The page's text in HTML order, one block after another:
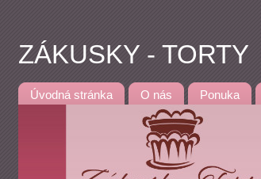
ZÁKUSKY - TORTY
Úvodná stránka O nás Ponuka